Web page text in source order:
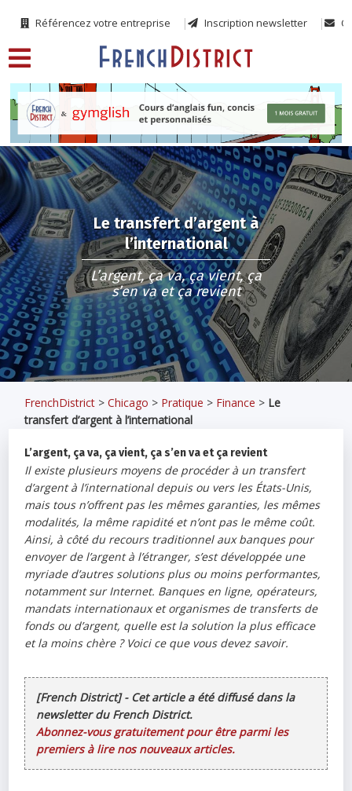
Référencez votre entreprise Inscription newsletter
Le transfert d’argent à
l’international
L’argent, ça va, ça vient, ça
s’en va et ça revient
FrenchDistrict >Chicago > Pratique > Finance > Le
transfert d’argent à l’international
L’argent, ça va, ça vient, ça s’en va et ça revient
Il existe plusieurs moyens de procéder à un transfert
d’argent à l’international depuis ou vers les États-Unis,
mais tous n’offrent pas les mêmes garanties, les mêmes
modalités, la même rapidité et n’ont pas le même coût.
Ainsi, à côté du recours traditionnel aux banques pour
envoyer de l’argent à l’étranger, s’est développée une
myriade d’autres solutions plus ou moins performantes,
notamment sur Internet. Banques en ligne, opérateurs,
mandats internationaux et organismes de transferts de
fonds ou d’argent, quelle est la solution la plus efficace
et la moins chère ? Voici ce que vous devez savoir.
[French District] - Cet article a été diffusé dans la
newsletter du French District.
Abonnez-vous gratuitement pour être parmi les
premiers à lire nos nouveaux articles.